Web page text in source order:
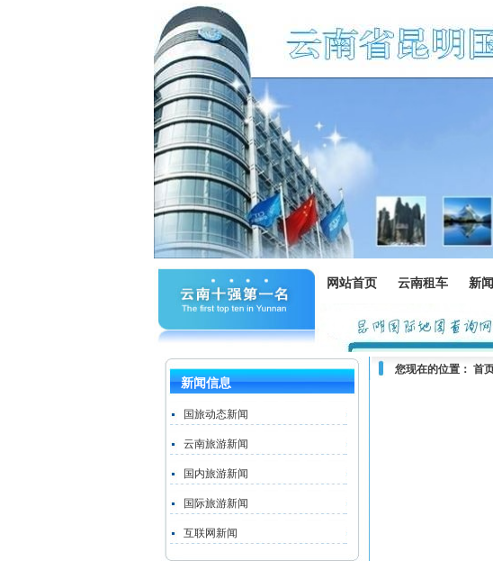
网站首页 云南租车 新
新闻信息
国旅动态新闻
云南旅游新闻
国内旅游新闻
国际旅游新闻
互联网新闻
您现在的位置： 首